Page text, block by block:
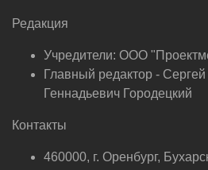
Редакция
Учредители: ООО
Главный редактор - Сергей
Геннадьевич Городецкий
Контакты
460000, г. Оренбург,